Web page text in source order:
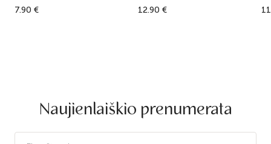
7.90 € 12.90 €
Naujienlaiškio prenumerata